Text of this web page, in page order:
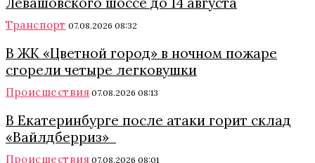
Транспорт 07.08.2026 08:32
В ЖК «Цветной город» в ночном пожаре
сгорели четыре легковушки
Происшествия 07.08.2026 08:13
В Екатеринбурге после атаки горит склад
«Вайлдберриз»
Происшествия 07.08.2026 08:01